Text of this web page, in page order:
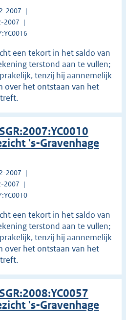
2007
2007
een tekort in het saldo van
terstond aan te vullen;
tenzij hij aannemelijk
over het ontstaan van het
's-Gravenhage
2007
2007
een tekort in het saldo van
terstond aan te vullen;
tenzij hij aannemelijk
over het ontstaan van het
's-Gravenhage